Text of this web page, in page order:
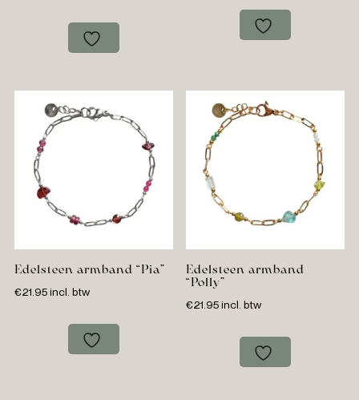
Edelsteen armband “Pia”
€21.95incl. btw
Edelsteen armband
“Polly”
€21.95incl. btw